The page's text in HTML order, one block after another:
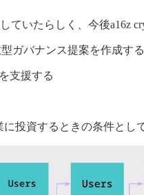
ていたらしく、今後a16z
ガバナンス提案を作成する
支援する
投資するときの条件と